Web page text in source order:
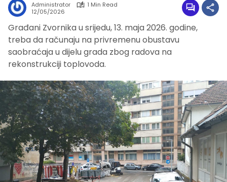
Administrator
1 Min Read
12/05/2026
Građani Zvornika u srijedu, 13. maja 2026. godine,
treba da računaju na privremenu obustavu
saobraćaja u dijelu grada zbog radova na
rekonstrukciji toplovoda.